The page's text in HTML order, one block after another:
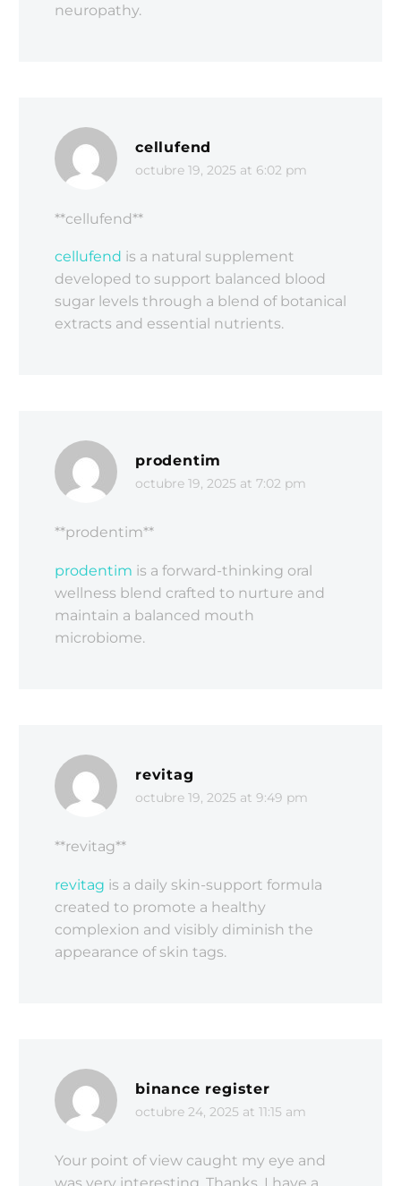
neuropathy.
cellufend
octubre 19, 2025 at 6:02 pm
** cellufend**
cellufend is a natural supplement
developed to support balanced blood
sugar levels through a blend of botanical
extracts and essential nutrients.
prodentim
octubre 19, 2025 at 7:02 pm
**prodentim**
prodentim is a forward-thinking oral
wellness blend crafted to nurture and
maintain a balanced mouth
microbiome.
revitag
octubre 19, 2025 at 9:49 pm
** revitag**
revitag is a daily skin-support formula
created to promote a healthy
complexion and visibly diminish the
appearance of skin tags.
binance register
octubre 24, 2025 at 11:15 am
Your point of view caught my eye and
was very interesting. Thanks. I have a